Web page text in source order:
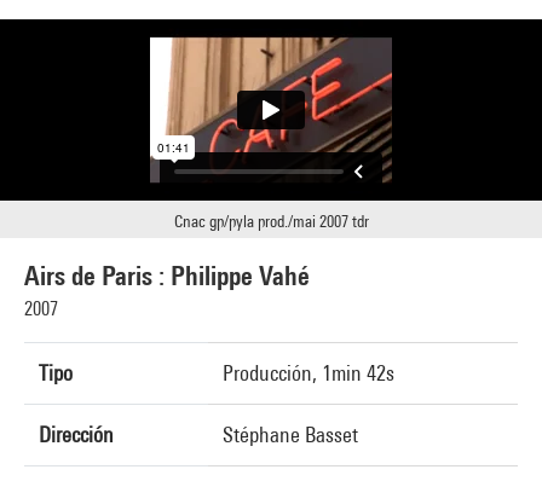
Airs de Paris : Philippe Vahé
2007
Tipo Producción, 1min 42s
Dirección Stéphane Basset
Cnac gp/pyla prod./mai 2007 tdr